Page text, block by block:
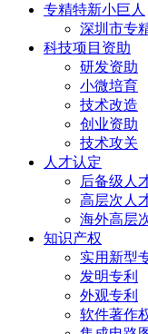
专精特新小巨人
深圳市专
科技项目资助
研发资助
小微培育
技术改造
创业资助
技术攻关
人才认定
后备级人
高层次人
海外高层
知识产权
实用新型
发明专利
外观专利
软件著作